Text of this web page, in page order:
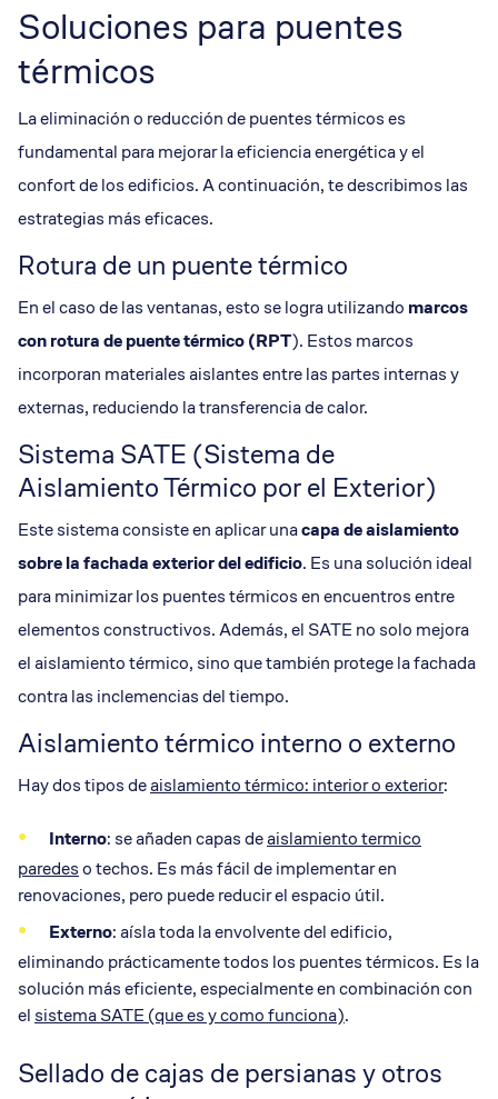
Soluciones para puentes
térmicos
La eliminación o reducción de puentes térmicos es
fundamental para mejorar la eficiencia energética y el
confort de los edificios. A continuación, te describimos las
estrategias más eficaces.
Rotura de un puente térmico
En el caso de las ventanas, esto se logra utilizando marcos
con rotura de puente térmico (RPT). Estos marcos
incorporan materiales aislantes entre las partes internas y
externas, reduciendo la transferencia de calor.
Sistema SATE (Sistema de
Aislamiento Térmico por el Exterior)
Este sistema consiste en aplicar unacapa de aislamiento
sobre la fachada exterior del edificio. Es una solución ideal
para minimizar los puentes térmicos en encuentros entre
elementos constructivos. Además, el SATE no solo mejora
el aislamiento térmico, sino que también protege la fachada
contra las inclemencias del tiempo.
Aislamiento térmico interno o externo
Hay dos tipos deaislamiento térmico: interior o exterior:
Interno: se añaden capas deaislamiento termico
paredeso techos. Es más fácil de implementar en
renovaciones, pero puede reducir el espacio útil.
Externo: aísla toda la envolvente del edificio,
eliminando prácticamente todos los puentes térmicos. Es la
solución más eficiente, especialmente en combinación con
el sistema SATE (que es y como funciona).
Sellado de cajas de persianas y otros